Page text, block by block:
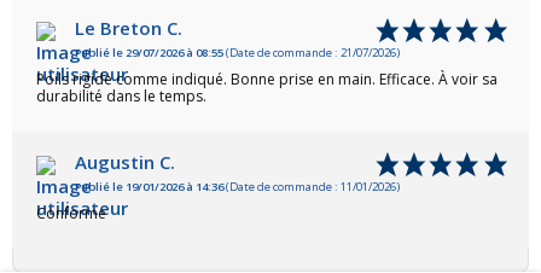
Le Breton C.
Publié le 29/07/2026 à 08:55(Date de commande : 21/07/2026)
Poils rigide comme indiqué. Bonne prise en main. Efficace. À voir sa
durabilité dans le temps.
Augustin C.
Publié le 19/01/2026 à 14:36(Date de commande : 11/01/2026)
Conforme